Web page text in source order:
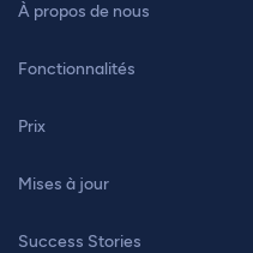
À propos de nous
Fonctionnalités
Prix
Mises à jour
Success Stories